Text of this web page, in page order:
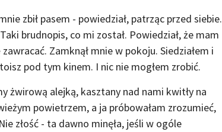
zbił pasem - powiedział, patrząc przed siebie.
brudnopis, co mi został. Powiedział, że mam
Zamknął mnie w pokoju. Siedziałem i
pod tym kinem. I nic nie mogłem zrobić.
żwirową alejką, kasztany nad nami kwitły na
powietrzem, a ja próbowałam zrozumieć,
złość - ta dawno minęła, jeśli w ogóle